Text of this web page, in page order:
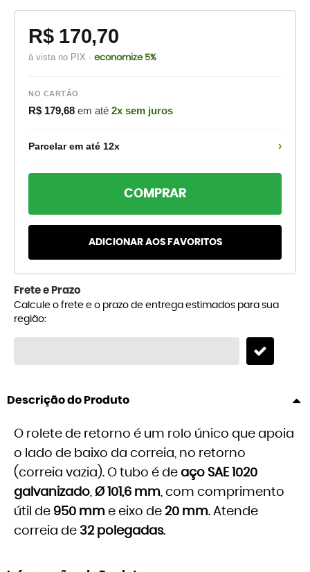
R$ 170,70
à vista no PIX · economize 5%
NO CARTÃO
R$ 179,68 em até 2x sem juros
Parcelar em até 12x ›
COMPRAR
ADICIONAR AOS FAVORITOS
Frete e Prazo
Calcule o frete e o prazo de entrega estimados para sua
região:
Descrição do Produto
O rolete de retorno é um rolo único que apoia
o lado de baixo da correia, no retorno
(correia vazia). O tubo é de aço SAE 1020
galvanizado, Ø 101,6 mm, com comprimento
útil de 950 mm e eixo de 20 mm. Atende
correia de 32 polegadas.